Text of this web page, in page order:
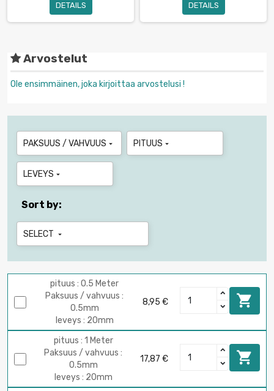
DETAILS DETAILS
Arvostelut
Ole ensimmäinen, joka kirjoittaa arvostelusi !
PAKSUUS / VAHVUUS  PITUUS 
LEVEYS 
Sort by:
SELECT 
pituus : 0.5 Meter
Paksuus / vahvuus :
0.5mm
leveys : 20mm
8,95 € 
pituus : 1 Meter
Paksuus / vahvuus :
0.5mm
leveys : 20mm
17,87 € 